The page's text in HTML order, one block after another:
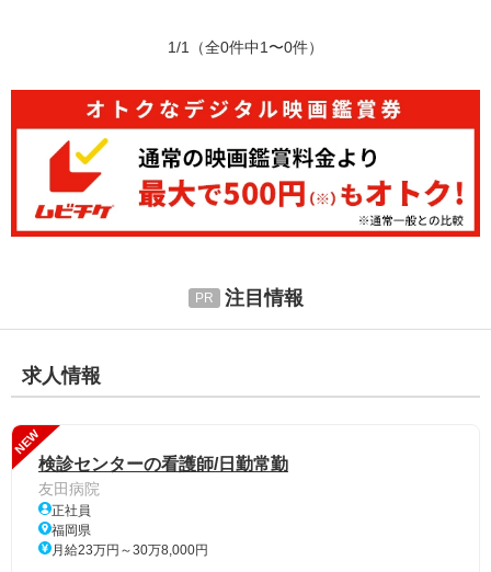
1/1 （全0件中1〜0件）
注目情報
求人情報
NEW
検診センターの看護師/日勤常勤
友田病院
正社員
福岡県
月給23万円～30万8,000円